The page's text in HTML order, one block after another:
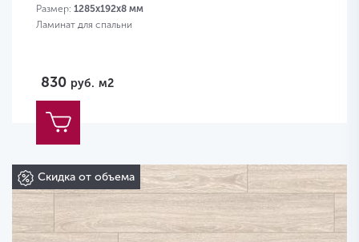
Размер: 1285х192х8 мм
Ламинат для спальни
830 руб. м2
Скидка от объема